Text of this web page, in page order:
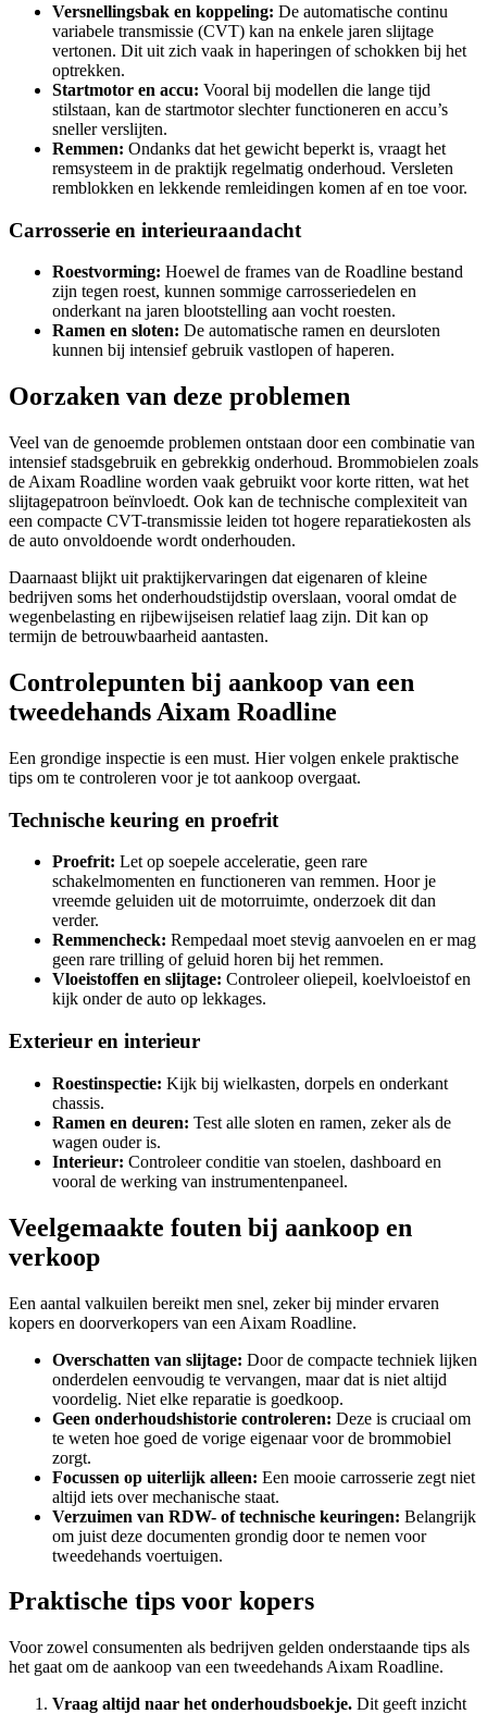
Versnellingsbak en koppeling: De automatische continu
variabele transmissie (CVT) kan na enkele jaren slijtage
vertonen. Dit uit zich vaak in haperingen of schokken bij het
optrekken.
Startmotor en accu: Vooral bij modellen die lange tijd
stilstaan, kan de startmotor slechter functioneren en accu’s
sneller verslijten.
Remmen: Ondanks dat het gewicht beperkt is, vraagt het
remsysteem in de praktijk regelmatig onderhoud. Versleten
remblokken en lekkende remleidingen komen af en toe voor.
Carrosserie en interieuraandacht
Roestvorming: Hoewel de frames van de Roadline bestand
zijn tegen roest, kunnen sommige carrosseriedelen en
onderkant na jaren blootstelling aan vocht roesten.
Ramen en sloten: De automatische ramen en deursloten
kunnen bij intensief gebruik vastlopen of haperen.
Oorzaken van deze problemen
Veel van de genoemde problemen ontstaan door een combinatie van
intensief stadsgebruik en gebrekkig onderhoud. Brommobielen zoals
de Aixam Roadline worden vaak gebruikt voor korte ritten, wat het
slijtagepatroon beïnvloedt. Ook kan de technische complexiteit van
een compacte CVT-transmissie leiden tot hogere reparatiekosten als
de auto onvoldoende wordt onderhouden.
Daarnaast blijkt uit praktijkervaringen dat eigenaren of kleine
bedrijven soms het onderhoudstijdstip overslaan, vooral omdat de
wegenbelasting en rijbewijseisen relatief laag zijn. Dit kan op
termijn de betrouwbaarheid aantasten.
Controlepunten bij aankoop van een
tweedehands Aixam Roadline
Een grondige inspectie is een must. Hier volgen enkele praktische
tips om te controleren voor je tot aankoop overgaat.
Technische keuring en proefrit
Proefrit: Let op soepele acceleratie, geen rare
schakelmomenten en functioneren van remmen. Hoor je
vreemde geluiden uit de motorruimte, onderzoek dit dan
verder.
Remmencheck: Rempedaal moet stevig aanvoelen en er mag
geen rare trilling of geluid horen bij het remmen.
Vloeistoffen en slijtage: Controleer oliepeil, koelvloeistof en
kijk onder de auto op lekkages.
Exterieur en interieur
Roestinspectie: Kijk bij wielkasten, dorpels en onderkant
chassis.
Ramen en deuren: Test alle sloten en ramen, zeker als de
wagen ouder is.
Interieur: Controleer conditie van stoelen, dashboard en
vooral de werking van instrumentenpaneel.
Veelgemaakte fouten bij aankoop en
verkoop
Een aantal valkuilen bereikt men snel, zeker bij minder ervaren
kopers en doorverkopers van een Aixam Roadline.
Overschatten van slijtage: Door de compacte techniek lijken
onderdelen eenvoudig te vervangen, maar dat is niet altijd
voordelig. Niet elke reparatie is goedkoop.
Geen onderhoudshistorie controleren: Deze is cruciaal om
te weten hoe goed de vorige eigenaar voor de brommobiel
zorgt.
Focussen op uiterlijk alleen: Een mooie carrosserie zegt niet
altijd iets over mechanische staat.
Verzuimen van RDW- of technische keuringen: Belangrijk
om juist deze documenten grondig door te nemen voor
tweedehands voertuigen.
Praktische tips voor kopers
Voor zowel consumenten als bedrijven gelden onderstaande tips als
het gaat om de aankoop van een tweedehands Aixam Roadline.
Vraag altijd naar het onderhoudsboekje. Dit geeft inzicht